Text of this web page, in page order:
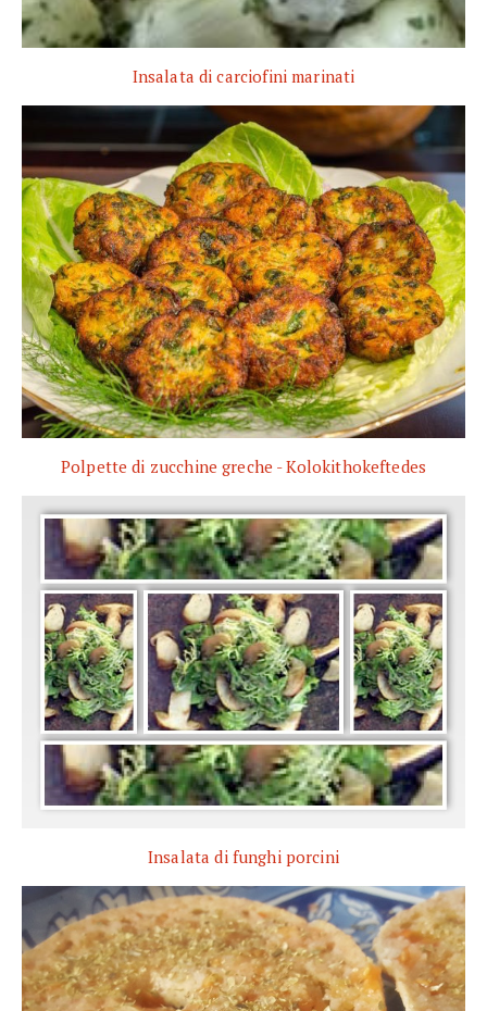
Insalata di carciofini marinati
Polpette di zucchine greche - Kolokithokeftedes
Insalata di funghi porcini